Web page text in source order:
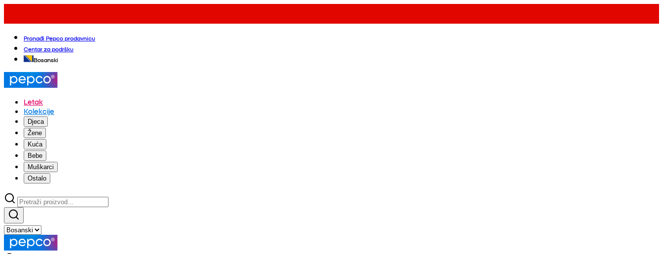
Pronađi Pepco prodavnicu
Centar za podršku
Bosanski
Letak
Kolekcije
Djeca
Žene
Kuća
Bebe
Muškarci
Ostalo